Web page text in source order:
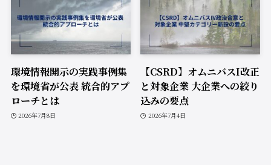
環境情報開示の実践事例集
を環境省が公表 統合的アプ
ローチとは
2026年7月8日
【CSRD】オムニバスI改正
と対象企業 大企業への絞り
込みの要点
2026年7月4日